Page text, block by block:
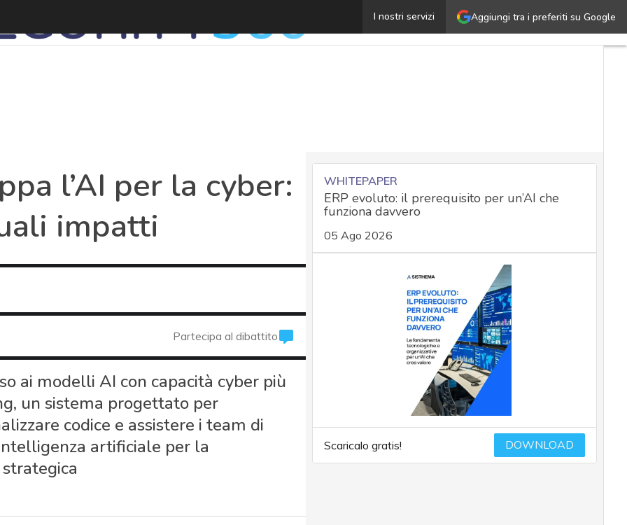
Aggiungi tra i preferiti su Google
I nostri servizi
Anche la Cina sviluppa l’AI per la cyber: ecco
l’AI per la cyber:
impatti
Partecipa al dibattito
ai modelli AI con capacità cyber più
un sistema progettato per
codice e assistere i team di
artificiale per la
WHITEPAPER
ERP evoluto: il prerequisito per un’AI che
funziona davvero
05 Ago 2026
Scaricalo gratis! DOWNLOAD